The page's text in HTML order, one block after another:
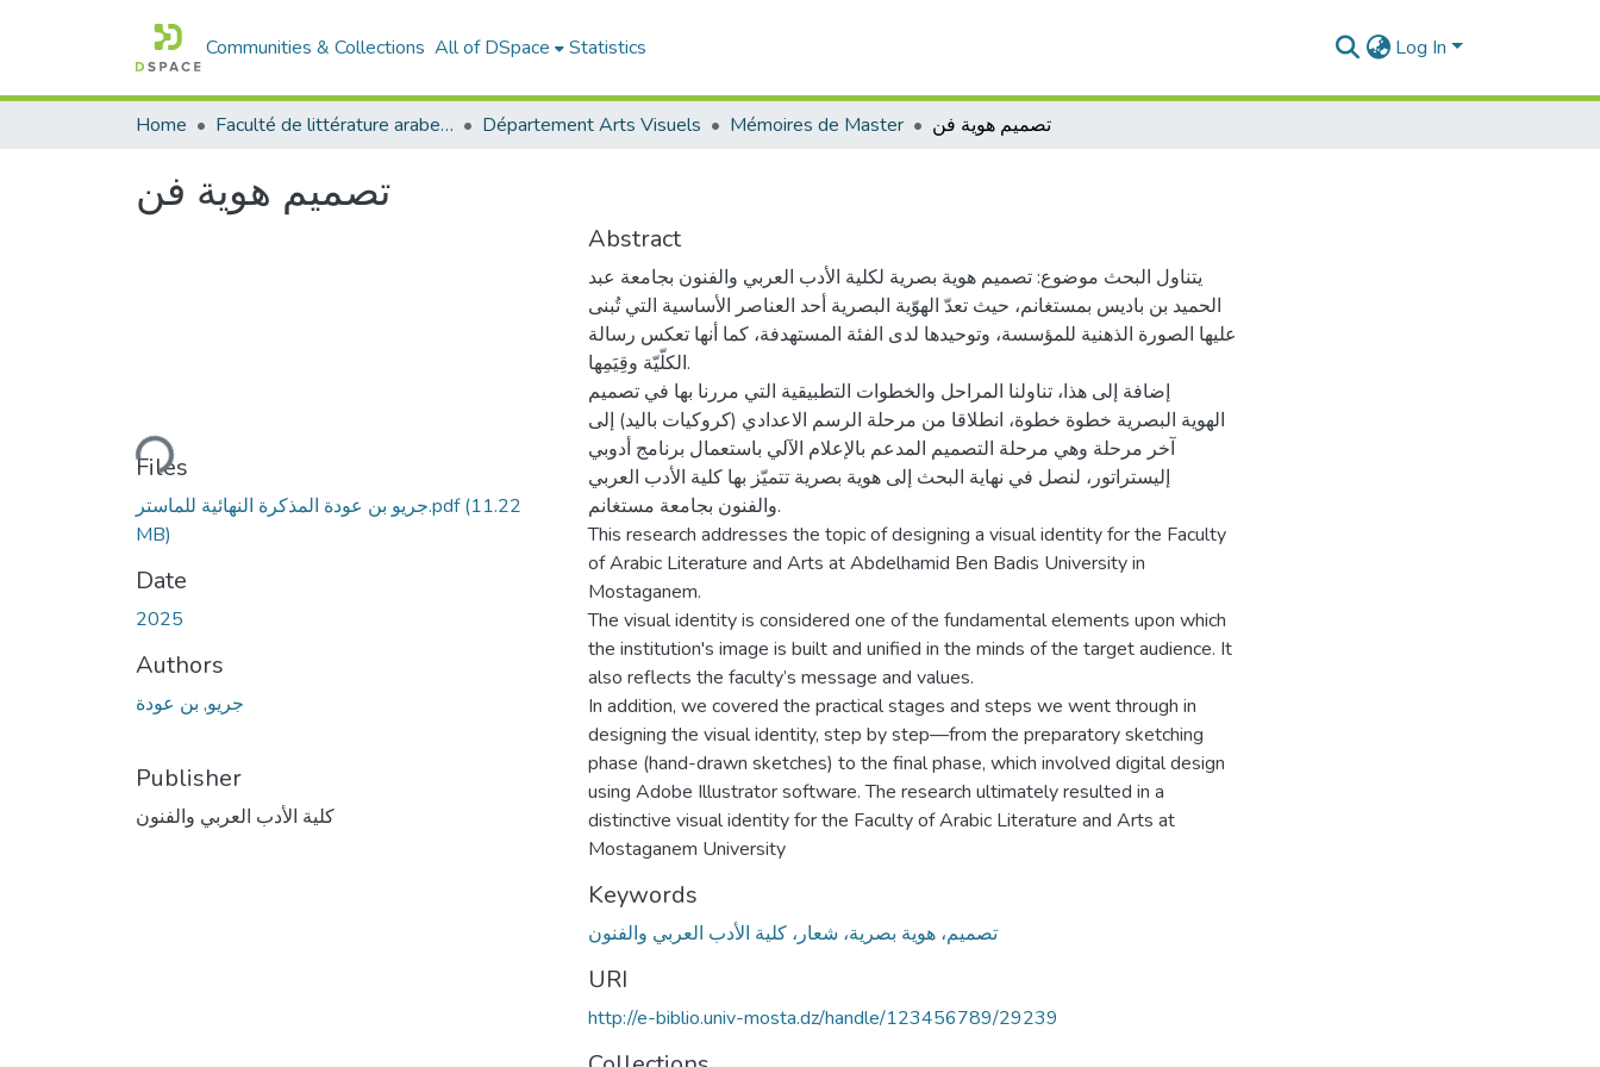
Communities & Collections All of DSpace Statistics Log In
Home Faculté de littérature arabe et des arts Département Arts Visuels Mémoires de Master تصميم هوية فن
تصميم هوية فن
Loading...
Files
جريو بن عودة المذكرة النهائية للماستر.pdf(11.22
MB)
Date
2025
Authors
جريو, بن عودة
Publisher
كلية الأدب العربي والفنون
Abstract
يتناول البحث موضوع: تصميم هوية بصرية لكلية الأدب العربي والفنون بجامعة عبد
الحميد بن باديس بمستغانم، حيث تعدّ الهوّية البصرية أحد العناصر الأساسية التي تُبنى
عليها الصورة الذهنية للمؤسسة، وتوحيدها لدى الفئة المستهدفة، كما أنها تعكس رسالة
الكلّيّة وقِيَمِها.
إضافة إلى هذا، تناولنا المراحل والخطوات التطبيقية التي مررنا بها في تصميم
الهوية البصرية خطوة خطوة، انطلاقا من مرحلة الرسم الاعدادي (كروكيات باليد) إلى
آخر مرحلة وهي مرحلة التصميم المدعم بالإعلام الآلي باستعمال برنامج أدوبي
إليستراتور، لنصل في نهاية البحث إلى هوية بصرية تتميّز بها كلية الأدب العربي
والفنون بجامعة مستغانم.
This research addresses the topic of designing a visual identity for the Faculty
of Arabic Literature and Arts at Abdelhamid Ben Badis University in
Mostaganem.
The visual identity is considered one of the fundamental elements upon which
the institution's image is built and unified in the minds of the target audience. It
also reflects the faculty’s message and values.
In addition, we covered the practical stages and steps we went through in
designing the visual identity, step by step—from the preparatory sketching
phase (hand-drawn sketches) to the final phase, which involved digital design
using Adobe Illustrator software. The research ultimately resulted in a
distinctive visual identity for the Faculty of Arabic Literature and Arts at
Mostaganem University
Keywords
تصميم، هوية بصرية، شعار، كلية الأدب العربي والفنون
URI
http://e-biblio.univ-mosta.dz/handle/123456789/29239